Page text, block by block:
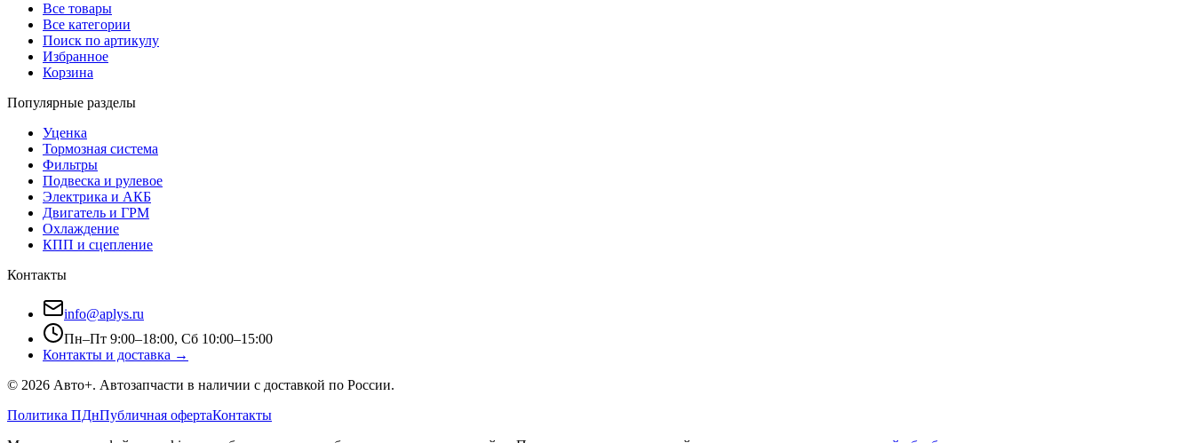
Все товары
Все категории
Поиск по артикулу
Избранное
Корзина
Популярные разделы
Уценка
Тормозная система
Фильтры
Подвеска и рулевое
Электрика и АКБ
Двигатель и ГРМ
Охлаждение
КПП и сцепление
Контакты
info@aplys.ru
Пн–Пт 9:00–18:00, Сб 10:00–15:00
Контакты и доставка →
© 2026 Авто+. Автозапчасти в наличии с доставкой по России.
Политика ПДнПубличная офертаКонтакты